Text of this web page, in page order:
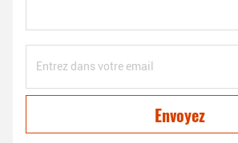
Envoyez